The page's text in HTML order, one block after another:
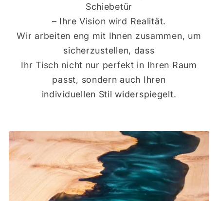
Schiebetür
– Ihre Vision wird Realität.
Wir arbeiten eng mit Ihnen zusammen, um
sicherzustellen, dass
Ihr Tisch nicht nur perfekt in Ihren Raum
passt, sondern auch Ihren
individuellen Stil widerspiegelt.